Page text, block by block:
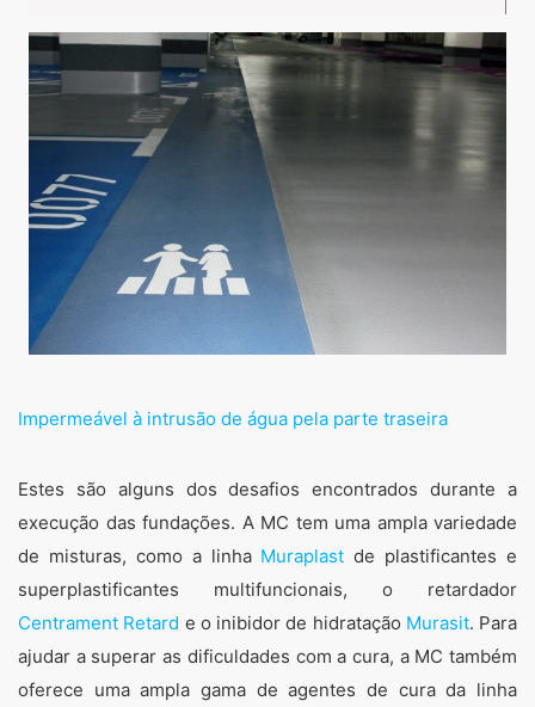
Parques de Estacionamento
Oferecemos soluções permanentes para a proteção
e manutenção de parques estacionamentos de
reforço estrutural com sistemas de reposição de
betão, proteção de superfície de betão,
impermeabilização de juntas de tecto e lajes e
revestimentos de alto desempenho para paredes,
Impermeável à intrusão de água pela parte traseira
Estes são alguns dos desafios encontrados durante a
execução das fundações. A MC tem uma ampla variedade
de misturas, como a linha Muraplast de plastificantes e
superplastificantes multifuncionais, o retardador
Centrament Retard e o inibidor de hidratação Murasit. Para
ajudar a superar as dificuldades com a cura, a MC também
oferece uma ampla gama de agentes de cura da linha